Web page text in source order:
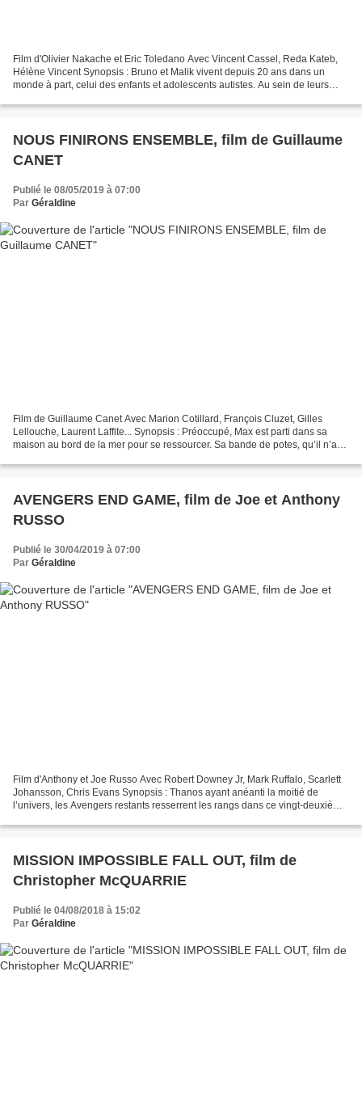
Film d'Olivier Nakache et Eric Toledano Avec Vincent Cassel, Reda Kateb,
Hélène Vincent Synopsis : Bruno et Malik vivent depuis 20 ans dans un
monde à part, celui des enfants et adolescents autistes. Au sein de leurs
NOUS FINIRONS ENSEMBLE, film de Guillaume
CANET
Publié le 08/05/2019 à 07:00
Par Géraldine
Film de Guillaume Canet Avec Marion Cotillard, François Cluzet, Gilles
Lellouche, Laurent Laffite... Synopsis : Préoccupé, Max est parti dans sa
maison au bord de la mer pour se ressourcer. Sa bande de potes, qu’il n’a
AVENGERS END GAME, film de Joe et Anthony
RUSSO
Publié le 30/04/2019 à 07:00
Par Géraldine
Film d'Anthony et Joe Russo Avec Robert Downey Jr, Mark Ruffalo, Scarlett
Johansson, Chris Evans Synopsis : Thanos ayant anéanti la moitié de
l’univers, les Avengers restants resserrent les rangs dans ce vingt-deuxième
MISSION IMPOSSIBLE FALL OUT, film de
Christopher McQUARRIE
Publié le 04/08/2018 à 15:02
Par Géraldine